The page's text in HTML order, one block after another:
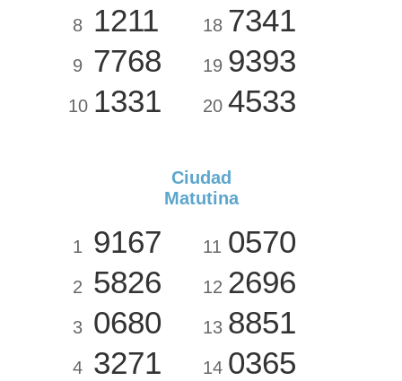
8 1211
9 7768
10 1331
18 7341
19 9393
20 4533
Ciudad
Matutina
1 9167
2 5826
3 0680
4 3271
11 0570
12 2696
13 8851
14 0365